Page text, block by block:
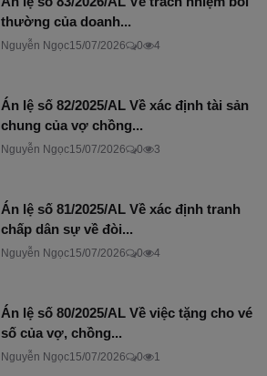
thường của doanh...
Nguyễn Ngọc15/07/2026 0 4
Án lệ số 82/2025/AL Về xác định tài sản
chung của vợ chồng...
Nguyễn Ngọc15/07/2026 0 3
Án lệ số 81/2025/AL Về xác định tranh
chấp dân sự về đòi...
Nguyễn Ngọc15/07/2026 0 4
Án lệ số 80/2025/AL Về việc tặng cho vé
số của vợ, chồng...
Nguyễn Ngọc15/07/2026 0 1